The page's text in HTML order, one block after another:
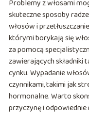
Problemy z włosami
skuteczne sposoby
włosów i
którymi borykają się
za pomocą
zawierających składniki
cynku. Wypadanie
czynnikami, takimi jak
hormonalne. Warto
przyczynę i